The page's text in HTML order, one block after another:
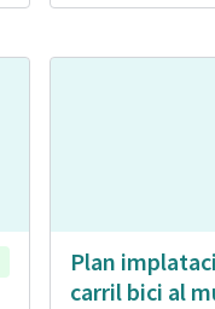
Plan
carril bici al